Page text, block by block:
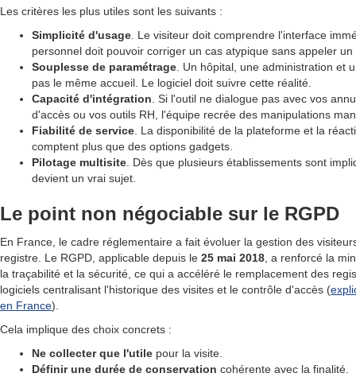
Les critères les plus utiles sont les suivants :
Simplicité d'usage . Le visiteur doit comprendre l'interface
personnel doit pouvoir corriger un cas atypique sans appeler
Souplesse de paramétrage . Un hôpital, une administration et
pas le même accueil. Le logiciel doit suivre cette réalité.
Capacité d'intégration . Si l'outil ne dialogue pas avec vos
d'accès ou vos outils RH, l'équipe recrée des manipulations
Fiabilité de service . La disponibilité de la plateforme et la
comptent plus que des options gadgets.
Pilotage multisite . Dès que plusieurs établissements sont
devient un vrai sujet.
Le point non négociable sur le RGPD
En France, le cadre réglementaire a fait évoluer la gestion des
registre. Le RGPD, applicable depuis le 25 mai 2018 , a renforcé la
la traçabilité et la sécurité, ce qui a accéléré le remplacement des
logiciels centralisant l'historique des visites et le contrôle d'accès (
en France).
Cela implique des choix concrets :
Ne collecter que l'utile pour la visite.
Définir une durée de conservation cohérente avec la finalité.